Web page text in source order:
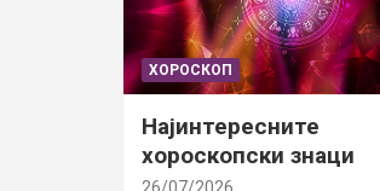
ХОРОСКОП
Најинтересните
хороскопски знаци